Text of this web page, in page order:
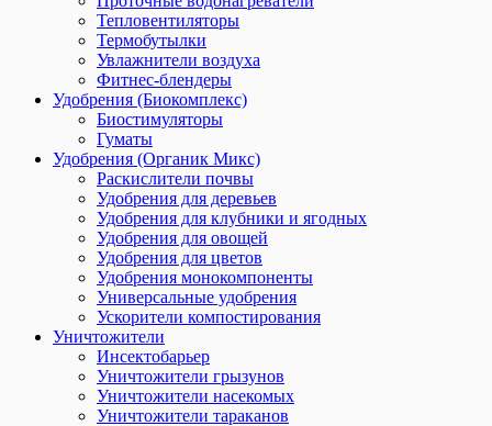
Тепловентиляторы
Термобутылки
Увлажнители воздуха
Фитнес-блендеры
Удобрения (Биокомплекс)
Биостимуляторы
Гуматы
Удобрения (Органик Микс)
Раскислители почвы
Удобрения для деревьев
Удобрения для клубники и ягодных
Удобрения для овощей
Удобрения для цветов
Удобрения монокомпоненты
Универсальные удобрения
Ускорители компостирования
Уничтожители
Инсектобарьер
Уничтожители грызунов
Уничтожители насекомых
Уничтожители тараканов